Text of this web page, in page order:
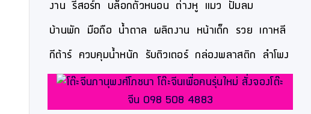
งาน รีสอร์ท บล็อกตัวหนอน ต่างหู แมว ปั๊มลม
บ้านพัก มือถือ น้ำตาล ผลิตงาน หน้าเด็ก รวย เกาหลี
กีต้าร์ ควบคุมน้ำหนัก รับติวเตอร์ กล่องพลาสติก ลำโพง